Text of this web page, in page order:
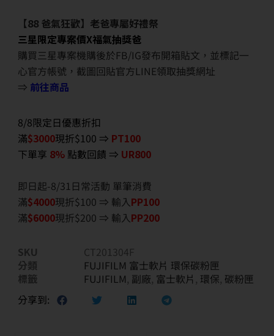
【88 爸氣狂歡】老爸專屬好禮祭
三星限定專案價X福氣抽獎爸
購買三星專案機購後於FB/IG發布開箱貼文，並標記一
心官方帳號，截圖回貼官方LINE領取抽獎網址
⇒ 前往商品
8/8限定日優惠折扣
滿$3000現折$100 ⇒ PT100
下單享 8% 點數回饋 ⇒ UR800
即日起-8/31日常活動 單筆消費
滿$4000現折$100 ⇒ 輸入PP100
滿$6000現折$200 ⇒ 輸入PP200
SKU
CT201304F
分類
FUJIFILM 富士軟片 環保碳粉匣
標籤
FUJIFILM, 副廠, 富士軟片 , 環保, 碳粉匣
分享到: